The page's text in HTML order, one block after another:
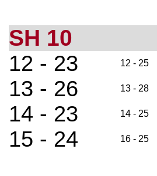
SH 10
12 - 23 12 - 25
13 - 26 13 - 28
14 - 23 14 - 25
15 - 24 16 - 25